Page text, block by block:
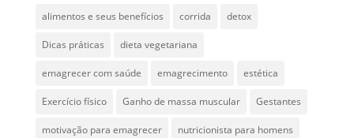
alimentos e seus benefícios corrida detox
Dicas práticas dieta vegetariana
emagrecer com saúde emagrecimento estética
Exercício físico Ganho de massa muscular Gestantes
motivação para emagrecer nutricionista para homens